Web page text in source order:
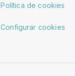
Política de cookies
Configurar cookies